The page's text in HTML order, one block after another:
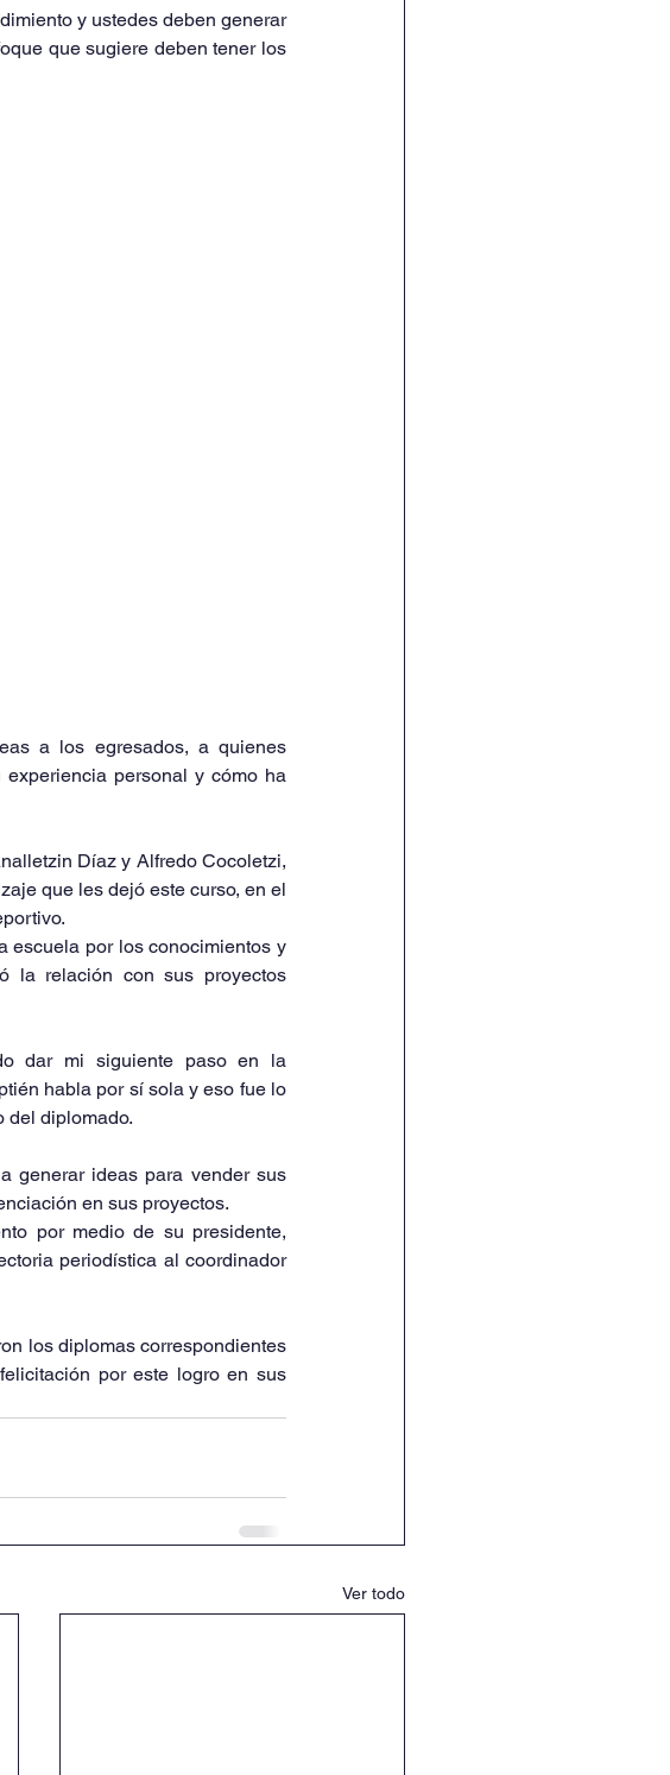
y ustedes deben generar
que sugiere deben tener los
a los egresados, a quienes
personal y cómo ha
Díaz y Alfredo Cocoletzi,
que les dejó este curso, en el
escuela por los conocimientos y
la relación con sus proyectos
dar mi siguiente paso en la
habla por sí sola y eso fue lo
del diplomado.
generar ideas para vender sus
en sus proyectos.
por medio de su presidente,
periodística al coordinador
los diplomas correspondientes
por este logro en sus
Ver todo